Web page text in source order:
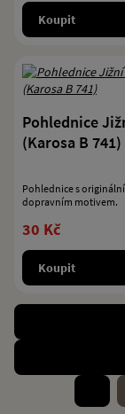
Koupit
Pohlednice
(Karosa B 741)
Pohlednice s
dopravním motivem.
30 Kč
Koupit